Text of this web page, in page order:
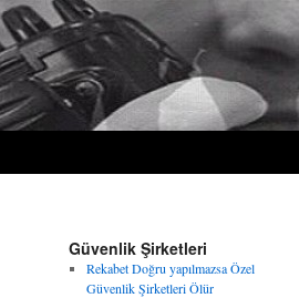
Güvenlik Şirketleri
Rekabet Doğru yapılmazsa Özel
Güvenlik Şirketleri Ölür